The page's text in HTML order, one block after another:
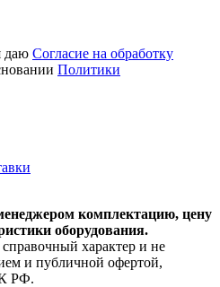
даю Согласие на обработку
Политики
комплектацию, цену
оборудования.
характер и не
и публичной офертой,
РФ.